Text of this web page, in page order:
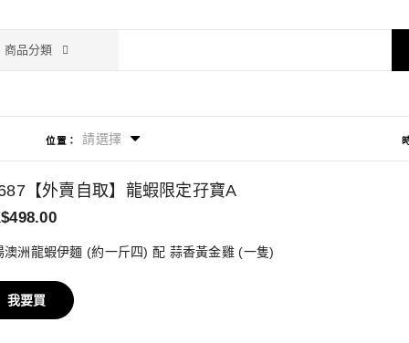
商品分類
位置： 請選擇
【外賣自取】龍蝦限定孖寶A
澳洲龍蝦伊麵 (約一斤四) 配 蒜香黃金雞 (一隻)
我要買